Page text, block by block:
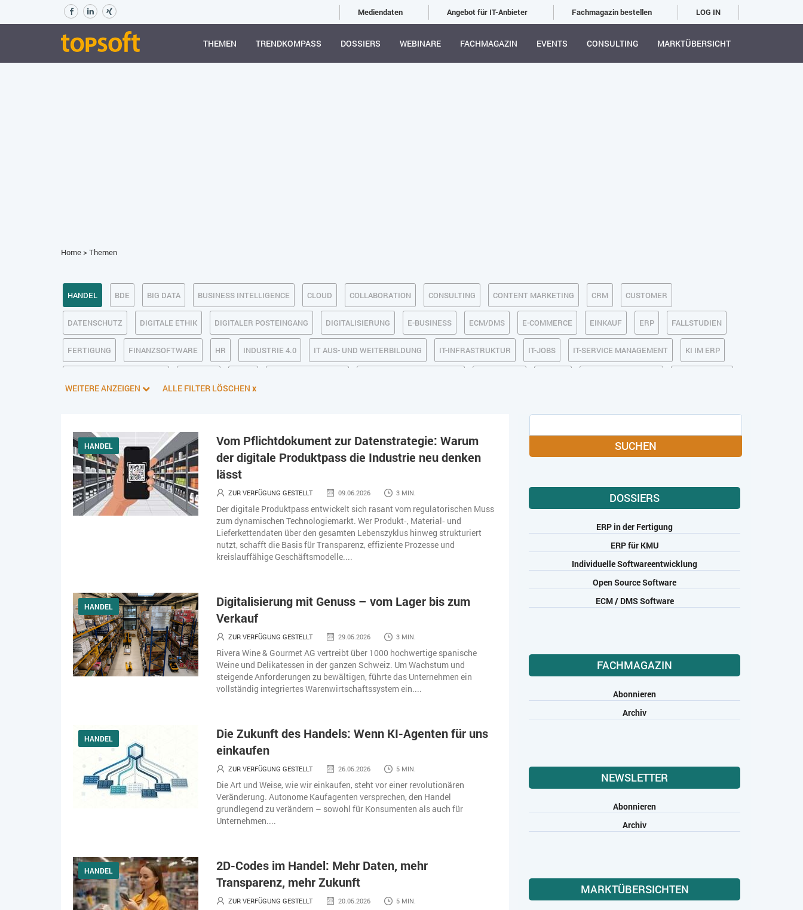
Mediendaten Angebot für IT-Anbieter Fachmagazin bestellen LOG IN
THEMEN TRENDKOMPASS DOSSIERS WEBINARE FACHMAGAZIN EVENTS CONSULTING MARKTÜBERSICHT
Home>Themen
HANDEL BDE BIG DATA BUSINESS INTELLIGENCE CLOUD COLLABORATION CONSULTING CONTENT MARKETING CRM CUSTOMER
DATENSCHUTZ DIGITALE ETHIK DIGITALER POSTEINGANG DIGITALISIERUNG E-BUSINESS ECM/DMS E-COMMERCE EINKAUF ERP FALLSTUDIEN
FERTIGUNG FINANZSOFTWARE HR INDUSTRIE 4.0 IT AUS- UND WEITERBILDUNG IT-INFRASTRUKTUR IT-JOBS IT-SERVICE MANAGEMENT KI IM ERP
SOFTWAREENTWICKLUNG SWONET
WEBDESIGN WEB-SHOP ZEITWIRTSCHAFT
WEITERE ANZEIGEN ALLE FILTER LÖSCHEN x
HANDEL
Vom Pflichtdokument zur Datenstrategie: Warum
der digitale Produktpass die Industrie neu denken
lässt
ZUR VERFÜGUNG GESTELLT 09.06.2026 3 MIN.
Der digitale Produktpass entwickelt sich rasant vom regulatorischen Muss
zum dynamischen Technologiemarkt. Wer Produkt‑, Material‑ und
Lieferkettendaten über den gesamten Lebenszyklus hinweg strukturiert
nutzt, schafft die Basis für Transparenz, effiziente Prozesse und
kreislauffähige Geschäftsmodelle....
HANDEL
Digitalisierung mit Genuss – vom Lager bis zum
Verkauf
ZUR VERFÜGUNG GESTELLT 29.05.2026 3 MIN.
Rivera Wine & Gourmet AG vertreibt über 1000 hochwertige spanische
Weine und Delikatessen in der ganzen Schweiz. Um Wachstum und
steigende Anforderungen zu bewältigen, führte das Unternehmen ein
vollständig integriertes Warenwirtschaftssystem ein....
HANDEL
Die Zukunft des Handels: Wenn KI-Agenten für uns
einkaufen
ZUR VERFÜGUNG GESTELLT 26.05.2026 5 MIN.
Die Art und Weise, wie wir einkaufen, steht vor einer revolutionären
Veränderung. Autonome Kaufagenten versprechen, den Handel
grundlegend zu verändern – sowohl für Konsumenten als auch für
Unternehmen....
HANDEL
2D-Codes im Handel: Mehr Daten, mehr
Transparenz, mehr Zukunft
ZUR VERFÜGUNG GESTELLT 20.05.2026 5 MIN.
SUCHEN
DOSSIERS
ERP in der Fertigung
ERP für KMU
Individuelle Softwareentwicklung
Open Source Software
ECM / DMS Software
FACHMAGAZIN
Abonnieren
Archiv
NEWSLETTER
Abonnieren
Archiv
MARKTÜBERSICHTEN